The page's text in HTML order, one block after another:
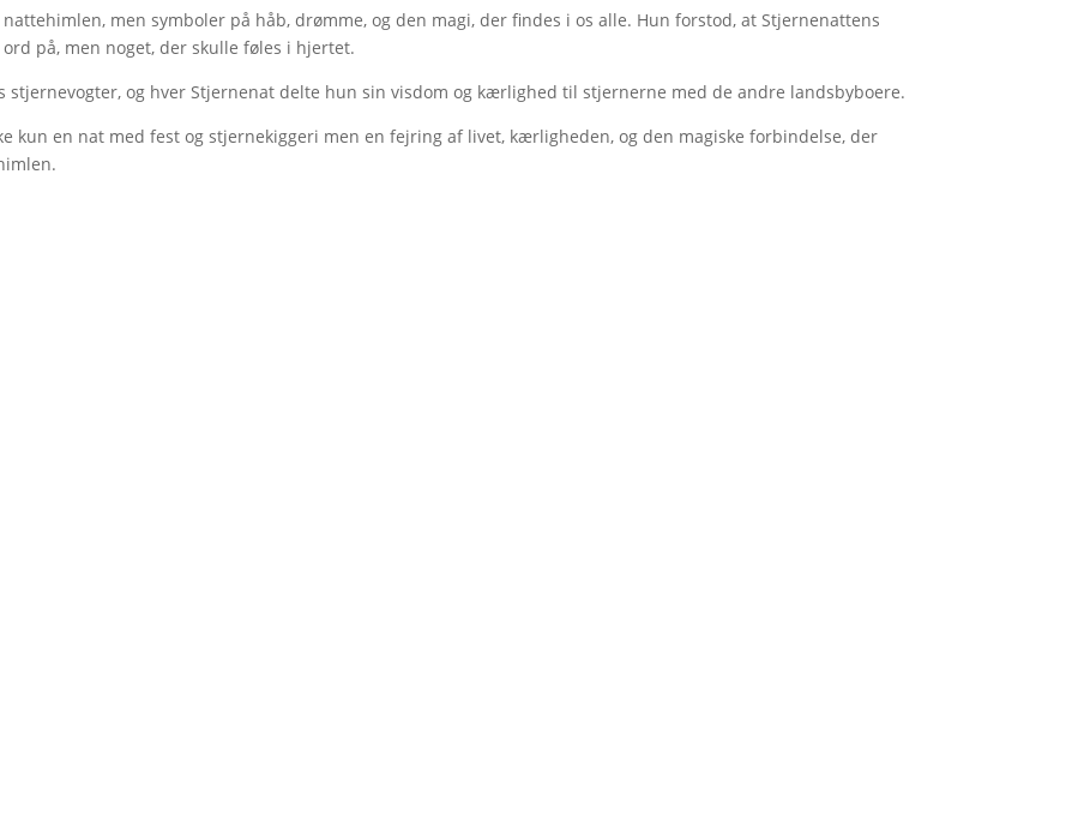
men symboler på håb, drømme, og den magi, der findes i os alle. Hun forstod, at Stjernenattens
på, men noget, der skulle føles i hjertet.
stjernevogter, og hver Stjernenat delte hun sin visdom og kærlighed til stjernerne med de andre landsbyboere.
kun en nat med fest og stjernekiggeri men en fejring af livet, kærligheden, og den magiske forbindelse, der